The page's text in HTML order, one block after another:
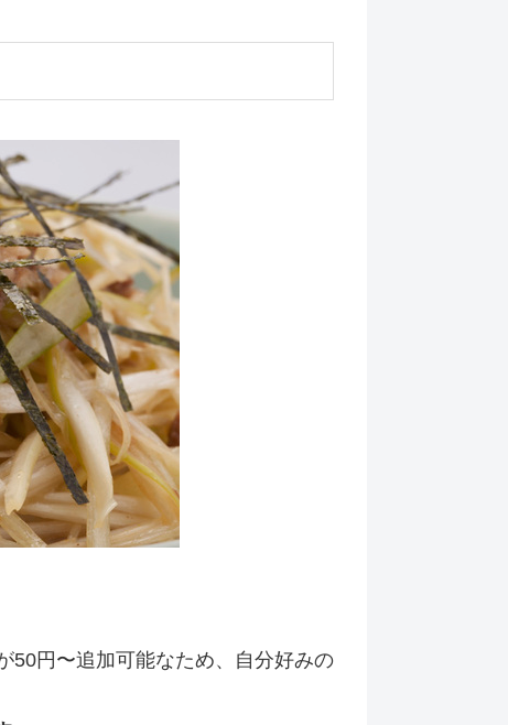
50円〜追加可能なため、自分好みの